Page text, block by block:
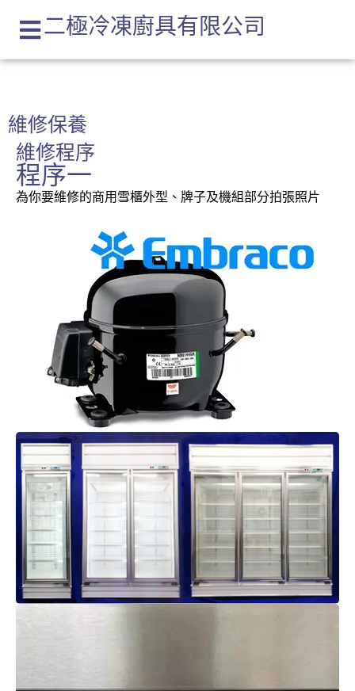
二極冷凍廚具有限公司
維修保養
維修程序
程序一
為你要維修的商用雪櫃外型、牌子及機組部分拍張照片